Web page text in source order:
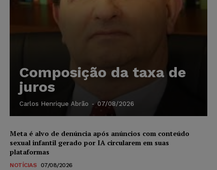
Composição da taxa de
juros
Carlos Henrique Abrão - 07/08/2026
Meta é alvo de denúncia após anúncios com conteúdo
sexual infantil gerado por IA circularem em suas
plataformas
NOTÍCIAS 07/08/2026